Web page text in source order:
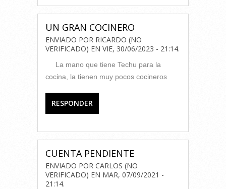
UN GRAN COCINERO
ENVIADO POR RICARDO (NO
VERIFICADO) EN VIE, 30/06/2023 - 21:14.
La mano que tiene Techu para la
cocina, la tienen muy pocos cocineros
RESPONDER
CUENTA PENDIENTE
ENVIADO POR CARLOS (NO
VERIFICADO) EN MAR, 07/09/2021 -
21:14.